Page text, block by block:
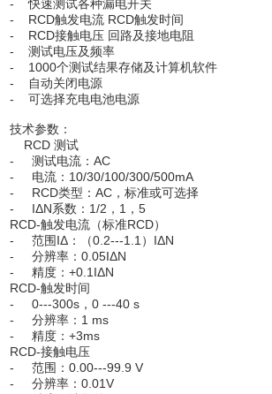
- 快速测试各种漏电开关
- RCD触发电流 RCD触发时间
- RCD接触电压 回路及接地电阻
- 测试电压及频率
- 1000个测试结果存储及计算机软件
- 自动关闭电源
- 可选择充电电池电源
技术参数：
RCD 测试
- 测试电流：AC
- 电流：10/30/100/300/500mA
- RCD类型：AC，标准或可选择
- IΔN系数：1/2，1，5
RCD-触发电流（标准RCD）
- 范围IΔ：（0.2---1.1）IΔN
- 分辨率：0.05IΔN
- 精度：+0.1IΔN
RCD-触发时间
- 0---300s，0 ---40 s
- 分辨率：1 ms
- 精度：+3ms
RCD-接触电压
- 范围：0.00---99.9 V
- 分辨率：0.01V